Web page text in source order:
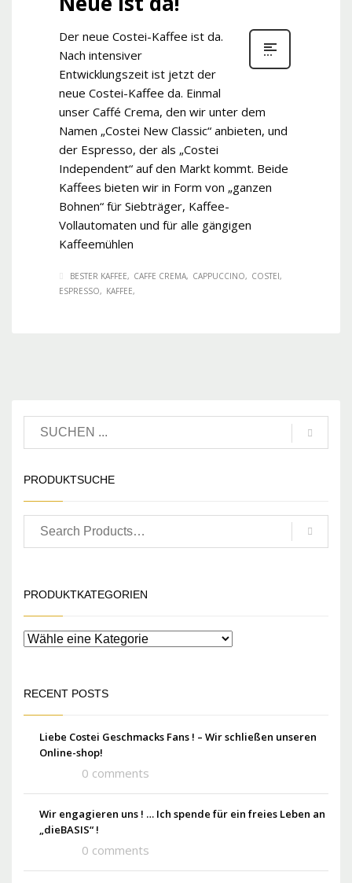
Der neue Costei-Kaffee ist da.
Nach intensiver
Entwicklungszeit ist jetzt der
neue Costei-Kaffee da. Einmal
unser Caffé Crema, den wir unter dem
Namen „Costei New Classic“ anbieten, und
der Espresso, der als „Costei
Independent“ auf den Markt kommt. Beide
Kaffees bieten wir in Form von „ganzen
Bohnen“ für Siebträger, Kaffee-
Vollautomaten und für alle gängigen
Kaffeemühlen
BESTER KAFFEE CAFFE CREMA CAPPUCCINO
COSTEI
ESPRESSO
KAFFEE
PRODUKTSUCHE
PRODUKTKATEGORIEN
RECENT POSTS
Liebe Costei Geschmacks Fans ! – Wir schließen unseren
Online-shop!
0 comments
Wir engagieren uns ! … Ich spende für ein freies Leben an
„dieBASIS“ !
0 comments